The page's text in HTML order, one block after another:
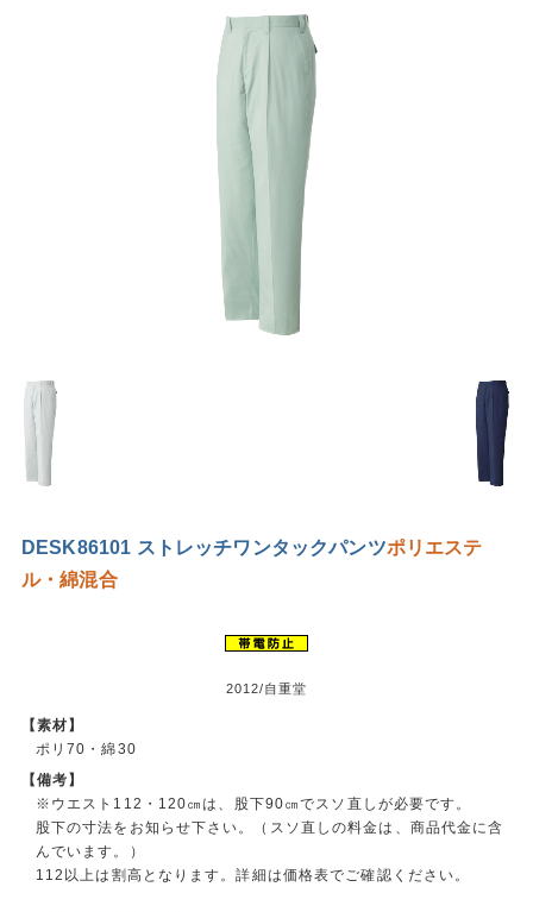
DESK86101 ストレッチワンタックパンツポリエステ
ル・綿混合
2012/自重堂
【素材】
ポリ70・綿30
【備考】
※ウエスト112・120㎝は、股下90㎝でスソ直しが必要です。
股下の寸法をお知らせ下さい。（スソ直しの料金は、商品代金に含
んでいます。）
112以上は割高となります。詳細は価格表でご確認ください。